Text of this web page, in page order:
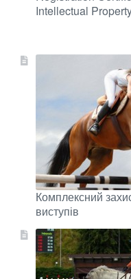
Intellectual
Комплексний
виступів